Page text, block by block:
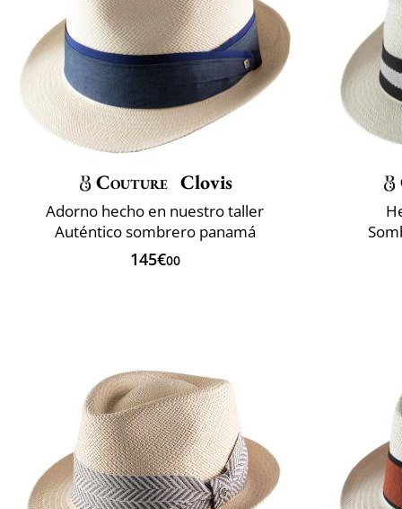
Couture Clovis
Adorno hecho en nuestro taller
Auténtico sombrero panamá
145€00